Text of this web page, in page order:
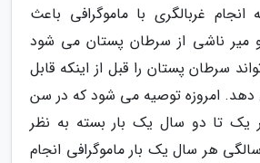
غربالگری با ماموگرافی باعث
میر ناشی از سرطان پستان می شود
سرطان پستان را قبل از اینکه قابل
امروزه توصیه می شود که در سن
هر یک تا دو سال یک بار بسته به نظر
پزشک و پس از 50 سالگی هر سال یک بار ماموگرافی انجام